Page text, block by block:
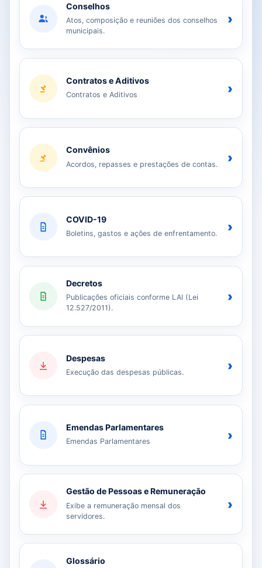
Conselhos
Atos, composição e reuniões dos conselhos
municipais.
›
Contratos e Aditivos
Contratos e Aditivos ›
Convênios
Acordos, repasses e prestações de contas. ›
COVID-19
Boletins, gastos e ações de enfrentamento. ›
Decretos
Publicações oficiais conforme LAI (Lei
12.527/2011).
›
Despesas
Execução das despesas públicas. ›
Emendas Parlamentares
Emendas Parlamentares ›
Gestão de Pessoas e Remuneração
Exibe a remuneração mensal dos
servidores.
›
Glossário